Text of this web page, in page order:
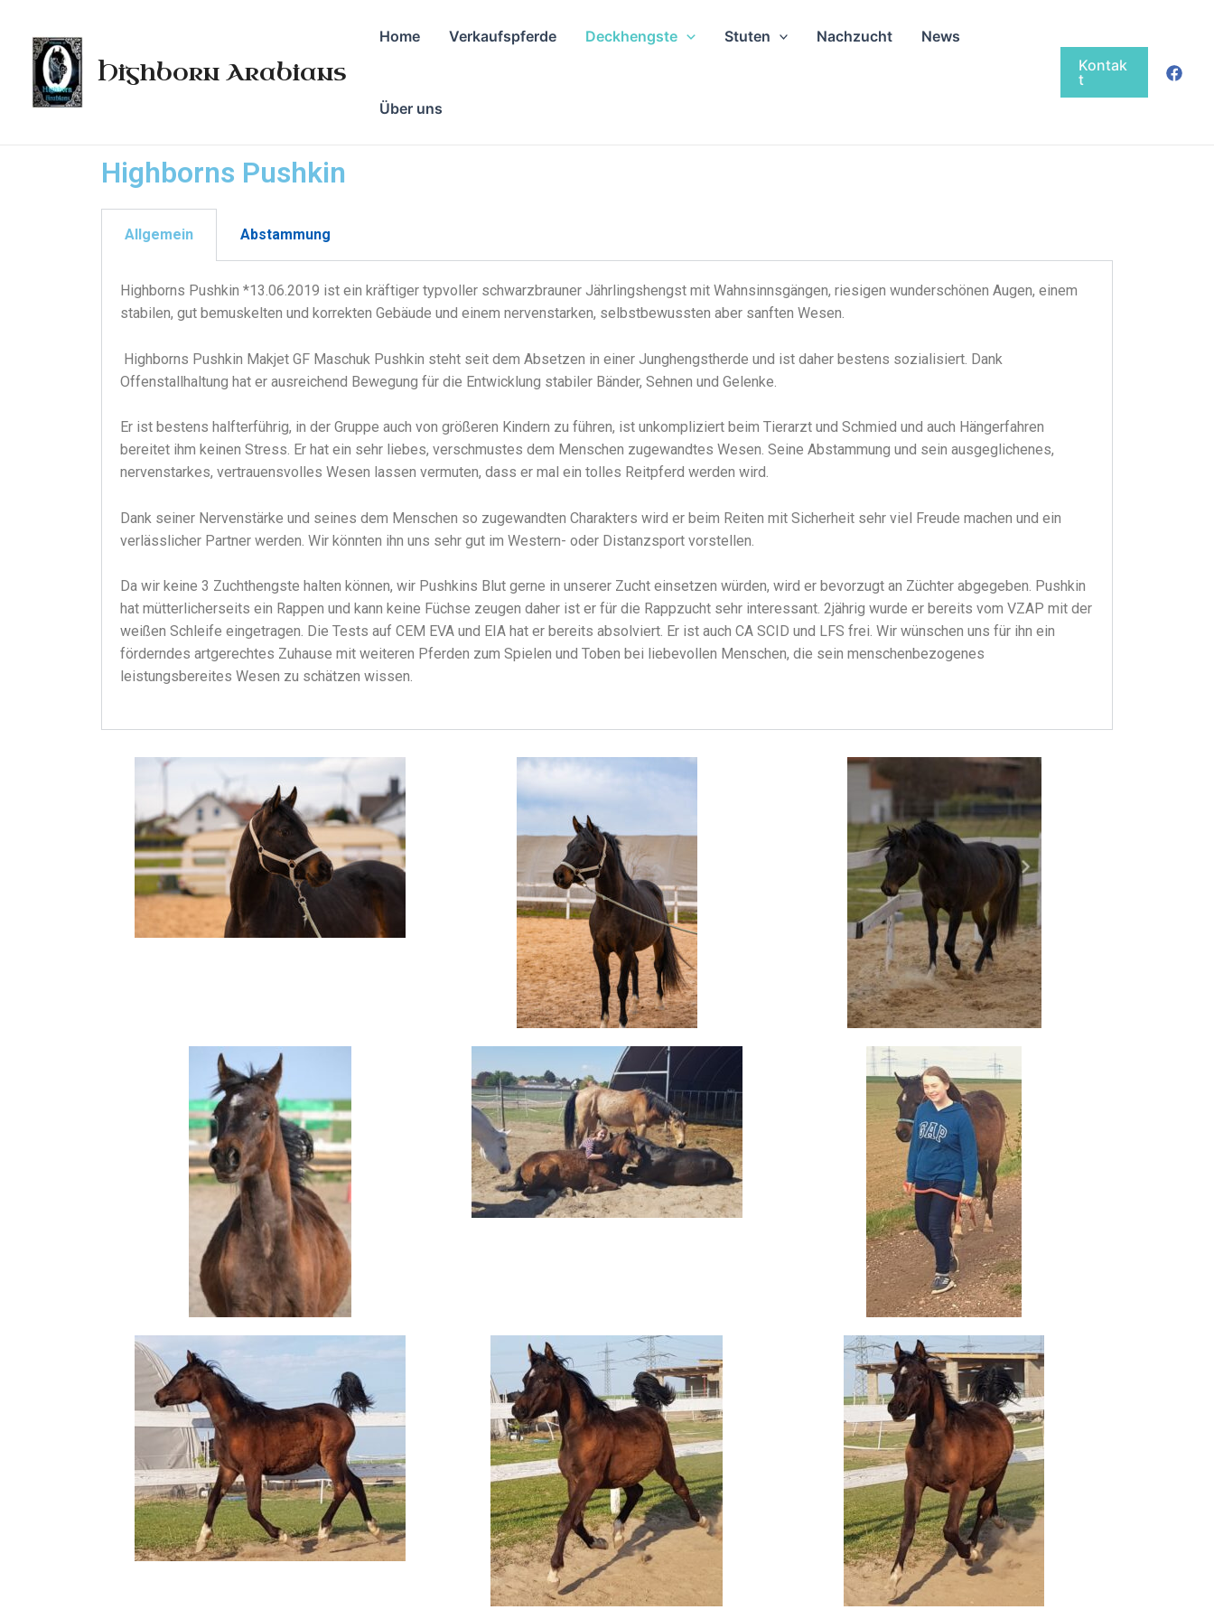
Highborn Arabians
Home Verkaufspferde Deckhengste Stuten Nachzucht News
Über uns
Kontak
t
Highborns Pushkin
Allgemein Abstammung
Highborns Pushkin *13.06.2019 ist ein kräftiger typvoller schwarzbrauner Jährlingshengst mit Wahnsinnsgängen, riesigen wunderschönen Augen, einem
stabilen, gut bemuskelten und korrekten Gebäude und einem nervenstarken, selbstbewussten aber sanften Wesen.
Highborns Pushkin Makjet GF Maschuk Pushkin steht seit dem Absetzen in einer Junghengstherde und ist daher bestens sozialisiert. Dank
Offenstallhaltung hat er ausreichend Bewegung für die Entwicklung stabiler Bänder, Sehnen und Gelenke.
Er ist bestens halfterführig, in der Gruppe auch von größeren Kindern zu führen, ist unkompliziert beim Tierarzt und Schmied und auch Hängerfahren
bereitet ihm keinen Stress. Er hat ein sehr liebes, verschmustes dem Menschen zugewandtes Wesen. Seine Abstammung und sein ausgeglichenes,
nervenstarkes, vertrauensvolles Wesen lassen vermuten, dass er mal ein tolles Reitpferd werden wird.
Dank seiner Nervenstärke und seines dem Menschen so zugewandten Charakters wird er beim Reiten mit Sicherheit sehr viel Freude machen und ein
verlässlicher Partner werden. Wir könnten ihn uns sehr gut im Western- oder Distanzsport vorstellen.
Da wir keine 3 Zuchthengste halten können, wir Pushkins Blut gerne in unserer Zucht einsetzen würden, wird er bevorzugt an Züchter abgegeben. Pushkin
hat mütterlicherseits ein Rappen und kann keine Füchse zeugen daher ist er für die Rappzucht sehr interessant. 2jährig wurde er bereits vom VZAP mit der
weißen Schleife eingetragen. Die Tests auf CEM EVA und EIA hat er bereits absolviert. Er ist auch CA SCID und LFS frei. Wir wünschen uns für ihn ein
förderndes artgerechtes Zuhause mit weiteren Pferden zum Spielen und Toben bei liebevollen Menschen, die sein menschenbezogenes
leistungsbereites Wesen zu schätzen wissen.